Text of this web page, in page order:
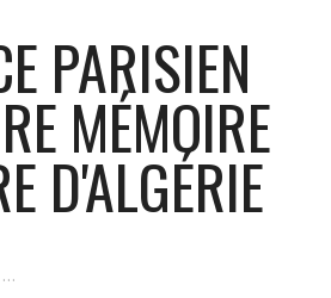
PARISIEN
MÉMOIRE
D'ALGÉRIE